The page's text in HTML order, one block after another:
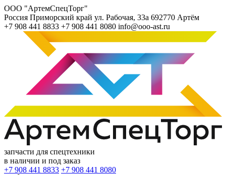
ООО "АртемСпецТорг"
Россия Приморский край ул. Рабочая, 33а 692770 Артём
+7 908 441 8833 +7 908 441 8080 info@ooo-ast.ru
запчасти для спецтехники
в наличии и под заказ
+7 908 441 8833 +7 908 441 8080